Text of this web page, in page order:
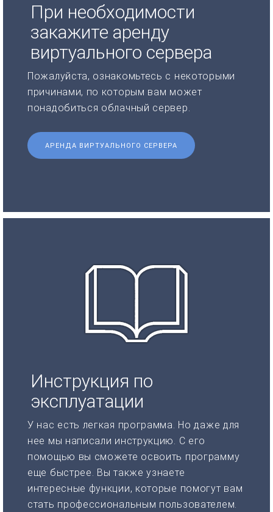
При необходимости
закажите аренду
виртуального сервера
Пожалуйста, ознакомьтесь с некоторыми
причинами, по которым вам может
понадобиться облачный сервер.
АРЕНДА ВИРТУАЛЬНОГО СЕРВЕРА
Инструкция по
эксплуатации
У нас есть легкая программа. Но даже для
нее мы написали инструкцию. С его
помощью вы сможете освоить программу
еще быстрее. Вы также узнаете
интересные функции, которые помогут вам
стать профессиональным пользователем.